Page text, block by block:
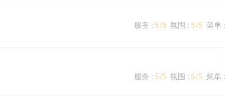
服务 : 5/5 氛围 : 5/5 菜单:
服务 : 5/5 氛围 : 5/5 菜单: